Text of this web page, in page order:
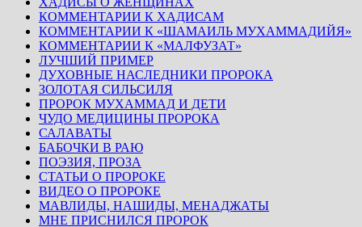
КОММЕНТАРИИ К ХАДИСАМ
КОММЕНТАРИИ К «ШАМАИЛЬ МУХАММАДИЙЯ»
КОММЕНТАРИИ К «МАЛФУЗАТ»
ЛУЧШИЙ ПРИМЕР
ДУХОВНЫЕ НАСЛЕДНИКИ ПРОРОКА
ЗОЛОТАЯ СИЛЬСИЛЯ
ПРОРОК МУХАММАД И ДЕТИ
ЧУДО МЕДИЦИНЫ ПРОРОКА
САЛАВАТЫ
БАБОЧКИ В РАЮ
ПОЭЗИЯ, ПРОЗА
СТАТЬИ О ПРОРОКЕ
ВИДЕО О ПРОРОКЕ
МАВЛИДЫ, НАШИДЫ, МЕНАДЖАТЫ
МНЕ ПРИСНИЛСЯ ПРОРОК